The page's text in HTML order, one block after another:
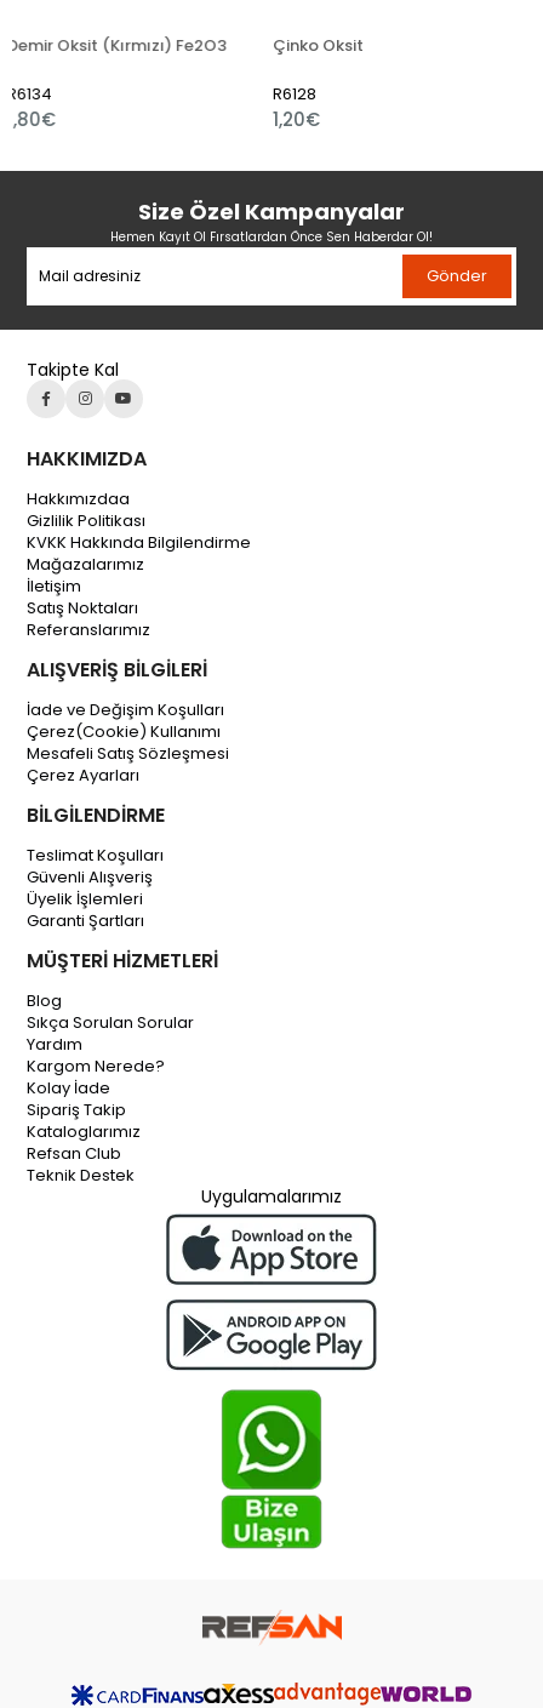
(Kırmızı) Fe2O3 Çinko Oksit
Size Özel Kampanyalar
Hemen Kayıt Ol Fırsatlardan Önce Sen Haberdar Ol!
Gönder
Takipte Kal
HAKKIMIZDA
Hakkımızdaa
Gizlilik Politikası
KVKK Hakkında Bilgilendirme
Mağazalarımız
İletişim
Satış Noktaları
Referanslarımız
ALIŞVERİŞ BİLGİLERİ
İade ve Değişim Koşulları
Çerez(Cookie) Kullanımı
Mesafeli Satış Sözleşmesi
Çerez Ayarları
BİLGİLENDİRME
Teslimat Koşulları
Güvenli Alışveriş
Üyelik İşlemleri
Garanti Şartları
MÜŞTERİ HİZMETLERİ
Blog
Sıkça Sorulan Sorular
Yardım
Kargom Nerede?
Kolay İade
Sipariş Takip
Kataloglarımız
Refsan Club
Teknik Destek
Uygulamalarımız